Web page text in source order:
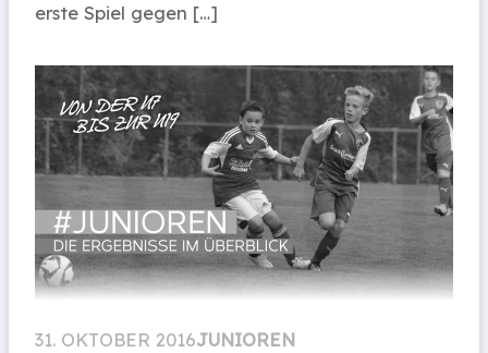
erste Spiel gegen […]
31. OKTOBER 2016JUNIOREN